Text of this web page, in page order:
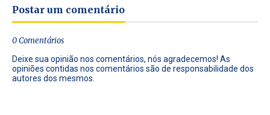
Postar um comentário
0 Comentários
Deixe sua opinião nos comentários, nós agradecemos! As
opiniões contidas nos comentários são de responsabilidade dos
autores dos mesmos.